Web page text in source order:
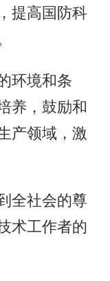
提高国防科
环境和条
养，鼓励和
产领域，激
全社会的尊
术工作者的